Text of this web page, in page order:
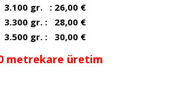
3.100 gr. : 26,00 €
3.300 gr. : 28,00 €
3.500 gr. : 30,00 €
metrekare üretim